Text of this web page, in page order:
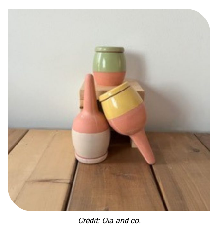
Crédit: Oïa and co.